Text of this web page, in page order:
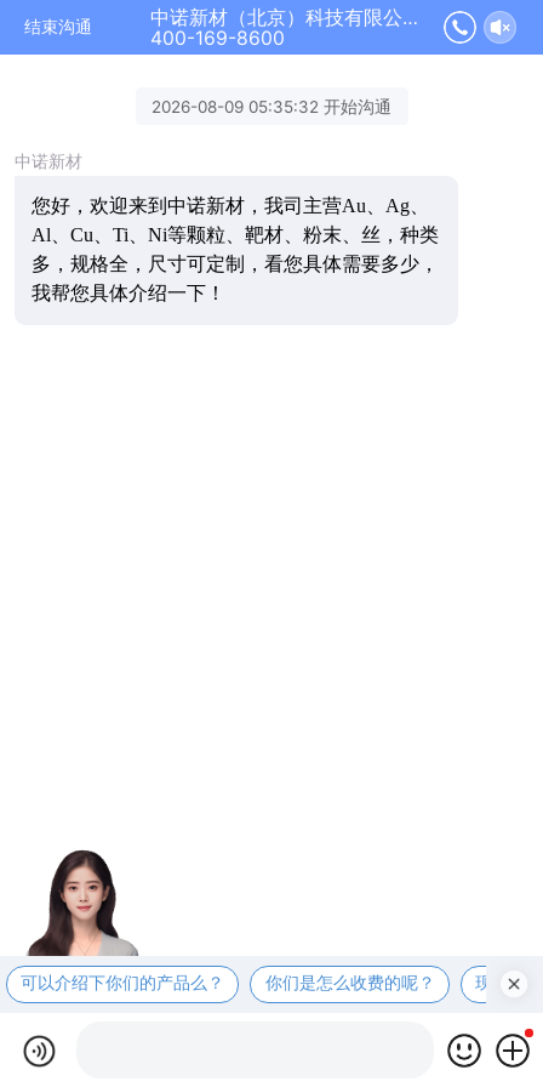
结束沟通
中诺新材（北京）科技有限公司正在为您服务
400-169-8600
2026-08-09 05:35:32 开始沟通
中诺新材
您好，欢迎来到中诺新材，我司主营Au、Ag、
Al、Cu、Ti、Ni等颗粒、靶材、粉末、丝，种类
多，规格全，尺寸可定制，看您具体需要多少，
我帮您具体介绍一下！
可以介绍下你们的产品么？ 你们是怎么收费的呢？ 现在有